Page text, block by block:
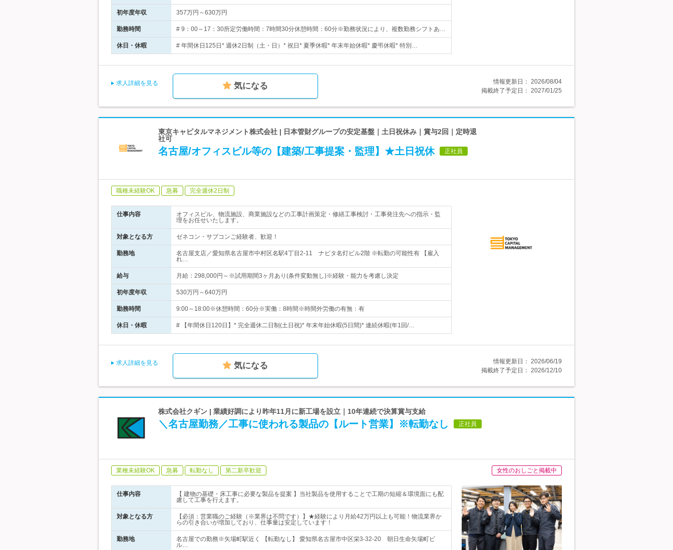
初年度年収 357万円～630万円
勤務時間 # 9：00～17：30所定労働時間：7時間30分休憩時間：60分※勤務状況により、複数勤務シフトあ…
休日・休暇 # 年間休日125日* 週休2日制（土・日）* 祝日* 夏季休暇* 年末年始休暇* 慶弔休暇* 特別…
求人詳細を見る 気になる 情報更新日： 2026/08/04
掲載終了予定日： 2027/01/25
東京キャピタルマネジメント株式会社 | 日本管財グループの安定基盤｜土日祝休み｜賞与2回｜定時退
社可
名古屋/オフィスビル等の【建築/工事提案・監理】★土日祝休 正社員
職種未経験OK 急募 完全週休2日制
仕事内容
オフィスビル、物流施設、商業施設などの工事計画策定・修繕工事検討・工事発注先への指示・監
理をお任せいたします。
対象となる方 ゼネコン・サブコンご経験者、歓迎！
勤務地
名古屋支店／愛知県名古屋市中村区名駅4丁目2-11 ナビタ名灯ビル2階 ※転勤の可能性有 【雇入
れ…
給与 月給：298,000円～※試用期間3ヶ月あり(条件変動無し)※経験・能力を考慮し決定
初年度年収 530万円～640万円
勤務時間 9:00～18:00※休憩時間：60分※実働：8時間※時間外労働の有無：有
休日・休暇 # 【年間休日120日】* 完全週休二日制(土日祝)* 年末年始休暇(5日間)* 連続休暇(年1回/…
求人詳細を見る 気になる 情報更新日： 2026/06/19
掲載終了予定日： 2026/12/10
株式会社クギン | 業績好調により昨年11月に新工場を設立｜10年連続で決算賞与支給
＼名古屋勤務／工事に使われる製品の【ルート営業】※転勤なし 正社員
業種未経験OK 急募 転勤なし 第二新卒歓迎 女性のおしごと掲載中
仕事内容
【 建物の基礎・床工事に必要な製品を提案 】当社製品を使用することで工期の短縮＆環境面にも配
慮して工事を行えます。
対象となる方
【必須：営業職のご経験（※業界は不問です）】★経験により月給42万円以上も可能！物流業界か
らの引き合いが増加しており、仕事量は安定しています！
勤務地
名古屋での勤務※矢場町駅近く 【転勤なし】 愛知県名古屋市中区栄3-32-20 朝日生命矢場町ビ
ル…